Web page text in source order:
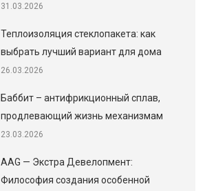
31.03.2026
Теплоизоляция стеклопакета: как
выбрать лучший вариант для дома
26.03.2026
Баббит – антифрикционный сплав,
продлевающий жизнь механизмам
23.03.2026
AAG — Экстра Девелопмент:
Философия создания особенной